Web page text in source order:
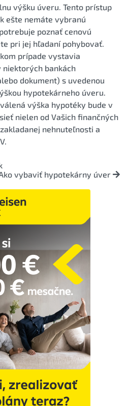
výšku úveru. Tento prístup
ešte nemáte vybranú
poznať cenovú
pri jej hľadaní pohybovať.
prípade vystavia
bankách
dokument) s uvedenou
hypotekárneho úveru.
výška hypotéky bude v
nielen od Vašich finančných
nehnuteľnosti a
vybaviť hypotekárny úver